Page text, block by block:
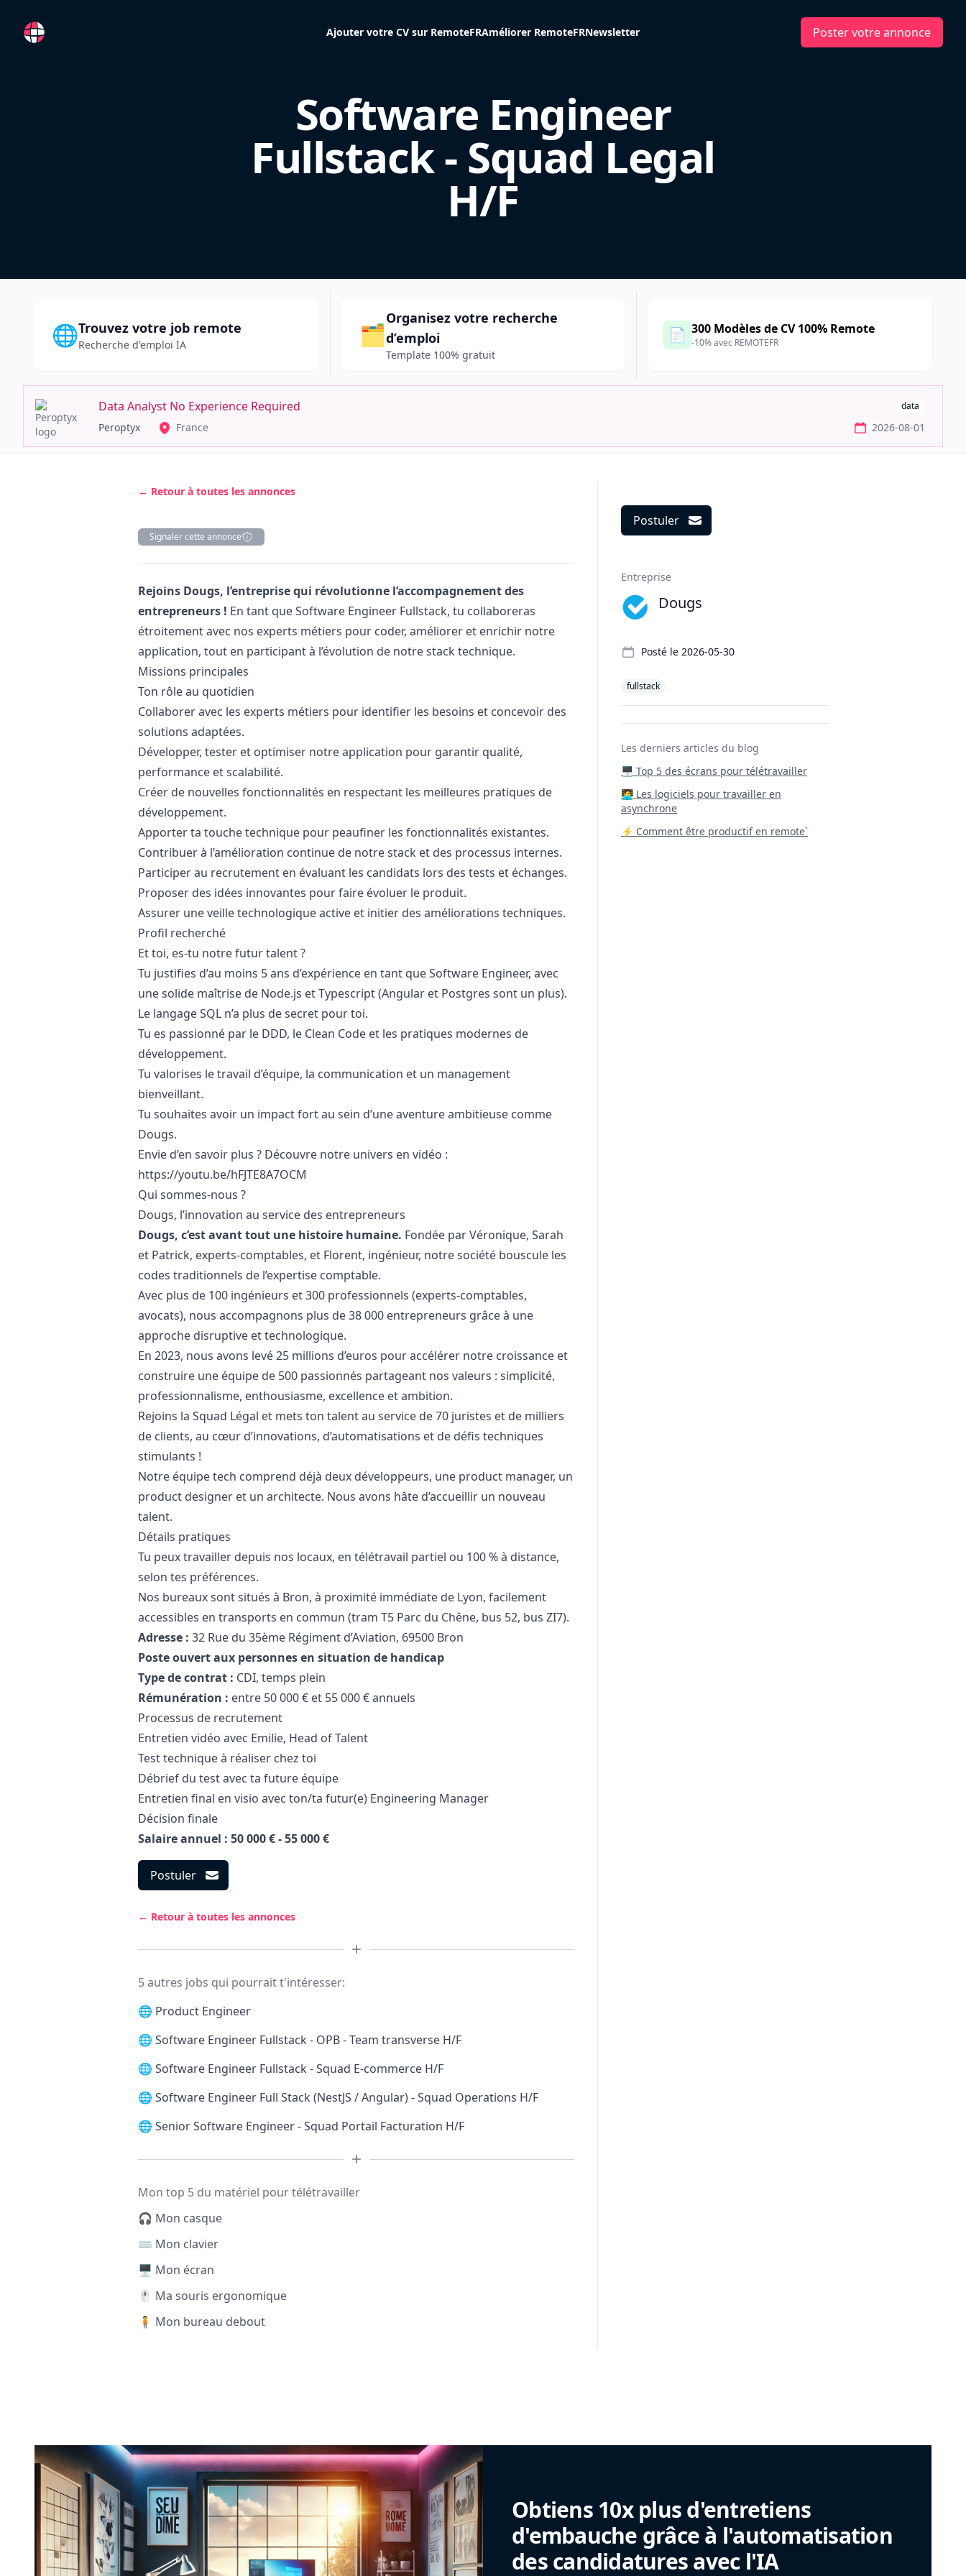
RemoteFR Ajouter votre CV sur RemoteFRAméliorer RemoteFRNewsletter Poster votre annonce
Software Engineer
Fullstack - Squad Legal
H/F
🌐Trouvez votre job remote
Recherche d'emploi IA 🗂️
Organisez votre recherche
d’emploi
Template 100% gratuit
📄 300 Modèles de CV 100% Remote
-10% avec REMOTEFR
Data Analyst No Experience Required data
Peroptyx France 2026-08-01
← Retour à toutes les annonces
Signaler cette annonce
Description
Rejoins Dougs, l’entreprise qui révolutionne l’accompagnement des
entrepreneurs ! En tant que Software Engineer Fullstack, tu collaboreras
étroitement avec nos experts métiers pour coder, améliorer et enrichir notre
application, tout en participant à l’évolution de notre stack technique.
Missions principales
Ton rôle au quotidien
Collaborer avec les experts métiers pour identifier les besoins et concevoir des
solutions adaptées.
Développer, tester et optimiser notre application pour garantir qualité,
performance et scalabilité.
Créer de nouvelles fonctionnalités en respectant les meilleures pratiques de
développement.
Apporter ta touche technique pour peaufiner les fonctionnalités existantes.
Contribuer à l’amélioration continue de notre stack et des processus internes.
Participer au recrutement en évaluant les candidats lors des tests et échanges.
Proposer des idées innovantes pour faire évoluer le produit.
Assurer une veille technologique active et initier des améliorations techniques.
Profil recherché
Et toi, es-tu notre futur talent ?
Tu justifies d’au moins 5 ans d’expérience en tant que Software Engineer, avec
une solide maîtrise de Node.js et Typescript (Angular et Postgres sont un plus).
Le langage SQL n’a plus de secret pour toi.
Tu es passionné par le DDD, le Clean Code et les pratiques modernes de
développement.
Tu valorises le travail d’équipe, la communication et un management
bienveillant.
Tu souhaites avoir un impact fort au sein d’une aventure ambitieuse comme
Dougs.
Envie d’en savoir plus ? Découvre notre univers en vidéo :
https://youtu.be/hFJTE8A7OCM
Qui sommes-nous ?
Dougs, l’innovation au service des entrepreneurs
Dougs, c’est avant tout une histoire humaine. Fondée par Véronique, Sarah
et Patrick, experts-comptables, et Florent, ingénieur, notre société bouscule les
codes traditionnels de l’expertise comptable.
Avec plus de 100 ingénieurs et 300 professionnels (experts-comptables,
avocats), nous accompagnons plus de 38 000 entrepreneurs grâce à une
approche disruptive et technologique.
En 2023, nous avons levé 25 millions d’euros pour accélérer notre croissance et
construire une équipe de 500 passionnés partageant nos valeurs : simplicité,
professionnalisme, enthousiasme, excellence et ambition.
Rejoins la Squad Légal et mets ton talent au service de 70 juristes et de milliers
de clients, au cœur d’innovations, d’automatisations et de défis techniques
stimulants !
Notre équipe tech comprend déjà deux développeurs, une product manager, un
product designer et un architecte. Nous avons hâte d’accueillir un nouveau
talent.
Détails pratiques
Tu peux travailler depuis nos locaux, en télétravail partiel ou 100 % à distance,
selon tes préférences.
Nos bureaux sont situés à Bron, à proximité immédiate de Lyon, facilement
accessibles en transports en commun (tram T5 Parc du Chêne, bus 52, bus ZI7).
Adresse : 32 Rue du 35ème Régiment d’Aviation, 69500 Bron
Poste ouvert aux personnes en situation de handicap
Type de contrat : CDI, temps plein
Rémunération : entre 50 000 € et 55 000 € annuels
Processus de recrutement
Entretien vidéo avec Emilie, Head of Talent
Test technique à réaliser chez toi
Débrief du test avec ta future équipe
Entretien final en visio avec ton/ta futur(e) Engineering Manager
Décision finale
Salaire annuel : 50 000 € - 55 000 €
Postuler
← Retour à toutes les annonces
5 autres jobs qui pourrait t'intéresser:
🌐 Product Engineer
🌐 Software Engineer Fullstack - OPB - Team transverse H/F
🌐 Software Engineer Fullstack - Squad E-commerce H/F
🌐 Software Engineer Full Stack (NestJS / Angular) - Squad Operations H/F
🌐 Senior Software Engineer - Squad Portail Facturation H/F
Mon top 5 du matériel pour télétravailler
🎧 Mon casque
⌨️ Mon clavier
🖥️ Mon écran
🖱️ Ma souris ergonomique
🧍 Mon bureau debout
Postuler
Entreprise
Dougs
Posté le 2026-05-30
fullstack
Les derniers articles du blog
🖥️ Top 5 des écrans pour télétravailler
‍🧑‍💻 Les logiciels pour travailler en
asynchrone
⚡ Comment être productif en remote`
Obtiens 10x plus d'entretiens
d'embauche grâce à l'automatisation
des candidatures avec l'IA